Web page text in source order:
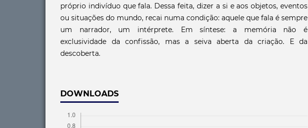
próprio indivíduo que fala. Dessa feita, dizer a si e aos objetos, eventos
ou situações do mundo, recai numa condição: aquele que fala é sempre
um narrador, um intérprete. Em síntese: a memória não é
exclusividade da confissão, mas a seiva aberta da criação. E da
descoberta.
DOWNLOADS